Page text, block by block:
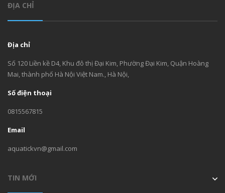
ĐỊA CHỈ
Địa chỉ
Số 120 Liền kề D4, Khu đô thị Đại Kim, Phường Đại Kim, Quận Hoàng
Mai, thành phố Hà Nội Việt Nam., Hà Nội,
Số điện thoại
0815567815
Email
aquatickvn@gmail.com
TIN MỚI